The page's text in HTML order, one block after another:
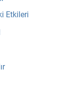
Etkileri